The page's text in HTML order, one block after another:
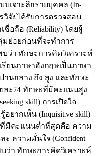
บเจาะลึกรายบุคคล (In-
วิจัยได้รับการตรวจสอบ
ชื่อถือ (Reliability) โดยผู้
ย่อยก่อนที่จะทำการ
ว่า ทักษะการคิดวิเคราะห์
รียนภาษาอังกฤษเป็นภาษา
านกลาง ถึง สูง และทักษะ
ละ74 ทักษะที่มีคะแนนสูง
skill) การเปิดใจ
อยากเห็น (Inquisitive skill)
มีคะแนนต่ำที่สุดคือ ความ
ละ ความมั่นใจ (Confident
ว่า ทักษะการคิดวิเคราะห์